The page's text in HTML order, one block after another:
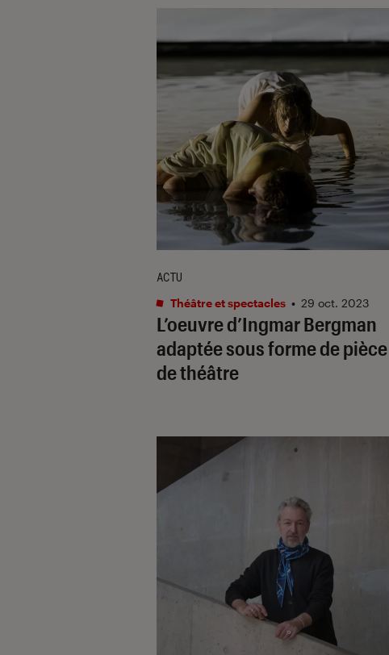
L’oeuvre d’Ingmar Bergman
adaptée sous forme de pièce
de théâtre
ACTU
Théâtre et spectacles • 29 oct. 2023